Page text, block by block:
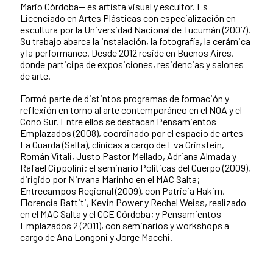
Mario Córdoba— es artista visual y escultor. Es
Licenciado en Artes Plásticas con especialización en
escultura por la Universidad Nacional de Tucumán (2007).
Su trabajo abarca la instalación, la fotografía, la cerámica
y la performance. Desde 2012 reside en Buenos Aires,
donde participa de exposiciones, residencias y salones
de arte.
Formó parte de distintos programas de formación y
reflexión en torno al arte contemporáneo en el NOA y el
Cono Sur. Entre ellos se destacan Pensamientos
Emplazados (2008), coordinado por el espacio de artes
La Guarda (Salta), clínicas a cargo de Eva Grinstein,
Román Vitali, Justo Pastor Mellado, Adriana Almada y
Rafael Cippolini; el seminario Políticas del Cuerpo (2009),
dirigido por Nirvana Marinho en el MAC Salta;
Entrecampos Regional (2009), con Patricia Hakim,
Florencia Battiti, Kevin Power y Rechel Weiss, realizado
en el MAC Salta y el CCE Córdoba; y Pensamientos
Emplazados 2 (2011), con seminarios y workshops a
cargo de Ana Longoni y Jorge Macchi.